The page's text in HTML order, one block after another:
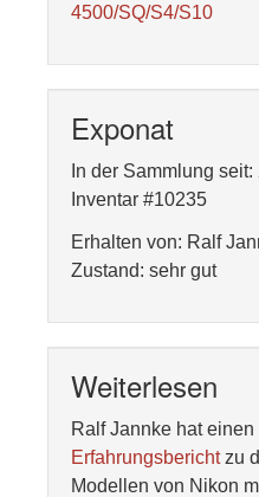
4500/SQ/S4/S10
Exponat
In der Sammlung
Inventar #10235
Erhalten von: Ralf
Zustand: sehr gut
Weiterlesen
Ralf Jannke hat einen
Erfahrungsberichtzu
Modellen von Nikon